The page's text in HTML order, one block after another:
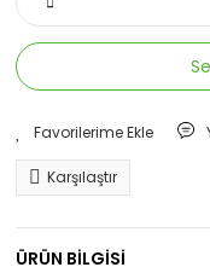
Karşılaştır
ÜRÜN BİLGİSİ